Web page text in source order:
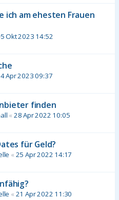
ich am ehesten Frauen
Okt 2023 14:52
Apr 2023 09:37
finden
« 28 Apr 2022 10:05
für Geld?
« 25 Apr 2022 14:17
« 21 Apr 2022 11:30